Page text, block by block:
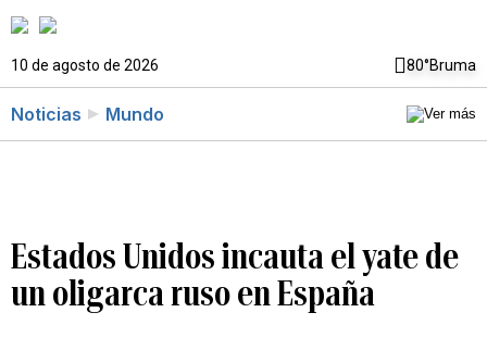
10 de agosto de 2026 80°Bruma
Noticias Mundo
Estados Unidos incauta el yate de
un oligarca ruso en España